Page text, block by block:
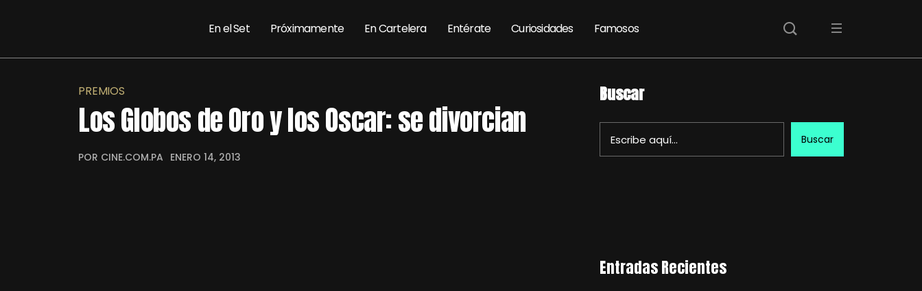
En el Set Próximamente En Cartelera Entérate Curiosidades Famosos
PREMIOS
Los Globos de Oro y los Oscar: se divorcian
POR CINE.COM.PA ENERO 14, 2013
Buscar
Buscar
Entradas Recientes